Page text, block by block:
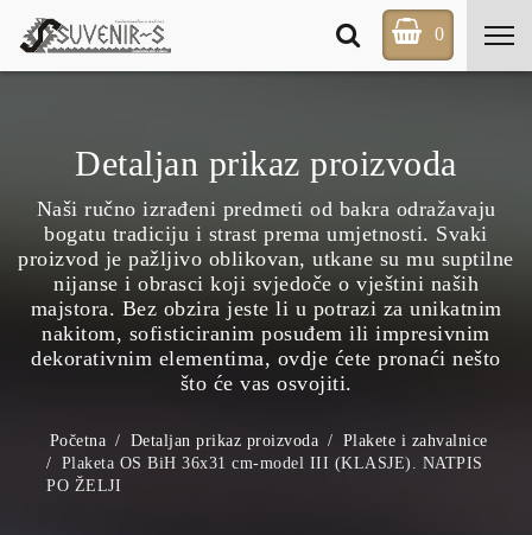
0
Detaljan prikaz proizvoda
Naši ručno izrađeni predmeti od bakra odražavaju
bogatu tradiciju i strast prema umjetnosti. Svaki
proizvod je pažljivo oblikovan, utkane su mu suptilne
nijanse i obrasci koji svjedoče o vještini naših
majstora. Bez obzira jeste li u potrazi za unikatnim
nakitom, sofisticiranim posuđem ili impresivnim
dekorativnim elementima, ovdje ćete pronaći nešto
što će vas osvojiti.
Početna Detaljan prikaz proizvoda
Plakete i zahvalnice
Plaketa OS BiH 36x31 cm-model III (KLASJE). NATPIS
PO ŽELJI